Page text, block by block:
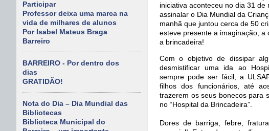
Participar
Professor deixa uma marca na
vida de milhares de alunos
Por Isabel Mateus Braga
Barreiro
BARREIRO - Por dentro dos
dias
GRATIDÃO!
Nota do Dia – Dia Mundial das
Bibliotecas
Biblioteca Municipal do
iniciativa aconteceu no dia 31 de
assinalar o Dia Mundial da
manhã que juntou cerca de 50
esteve presente a imaginação, a
a brincadeira!
Com o objetivo de dissipar
desmistificar uma ida ao
sempre pode ser fácil, a
filhos dos funcionários, até
trazerem os seus bonecos para
no “Hospital da Brincadeira”.
Dores de barriga, febre,